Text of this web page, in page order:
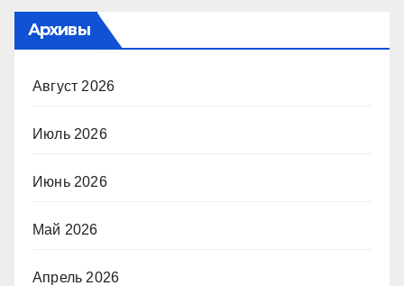
Архивы
Август 2026
Июль 2026
Июнь 2026
Май 2026
Апрель 2026